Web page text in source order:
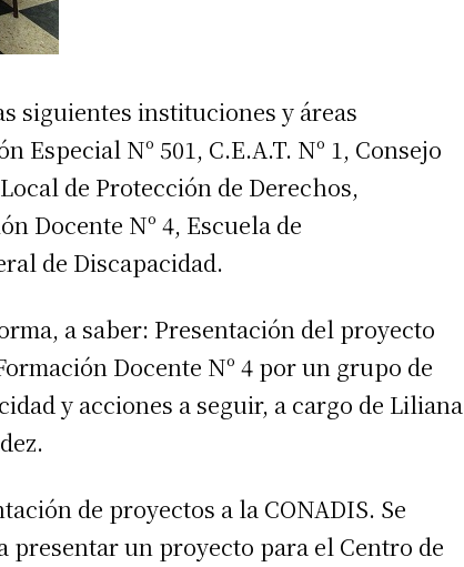
siguientes instituciones y áreas
Especial Nº 501, C.E.A.T. Nº 1, Consejo
de Protección de Derechos,
Docente Nº 4, Escuela de
de Discapacidad.
a saber: Presentación del proyecto
Docente Nº 4 por un grupo de
y acciones a seguir, a cargo de Liliana
de proyectos a la CONADIS. Se
un proyecto para el Centro de